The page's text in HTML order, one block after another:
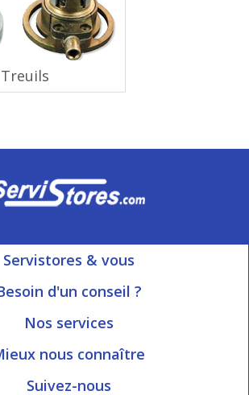
Treuils
Servistores & vous
Mon compte
d'un conseil ?
du Lundi au Vendredi
Nos services
Informations livraison
Blog Servistores
nous connaître
Qui sommes-nous?
Suivez-nous